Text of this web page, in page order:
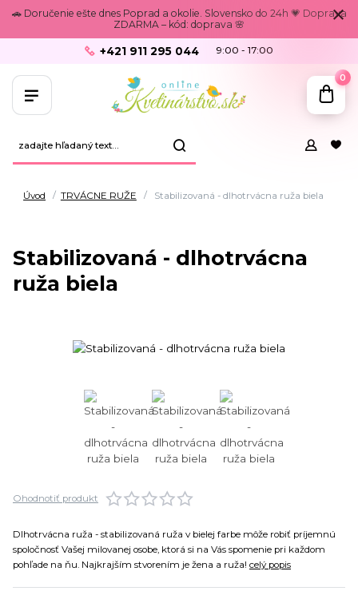
🚗 Doručenie ešte dnes Poprad a okolie. Slovensko do 24h 💗 Doprava
ZDARMA – kód: doprava 🌸
+421 911 295 044 9:00 - 17:00
0
Úvod TRVÁCNE RUŽE Stabilizovaná - dlhotrvácna ruža biela
Stabilizovaná - dlhotrvácna
ruža biela
Ohodnotiť produkt
Dlhotrvácna ruža - stabilizovaná ruža v bielej farbe môže robiť príjemnú
spoločnosť Vašej milovanej osobe, ktorá si na Vás spomenie pri každom
pohľade na ňu. Najkrajším stvorením je žena a ruža! celý popis